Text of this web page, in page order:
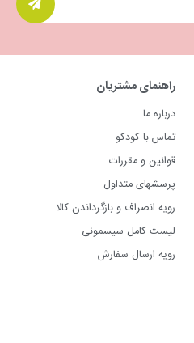
راهنمای مشتریان
درباره ما
تماس با کودکو
قوانین و مقررات
پرسشهای متداول
رویه انصراف و بازگرداندن کالا
لیست کامل سیسمونی
رویه ارسال سفارش